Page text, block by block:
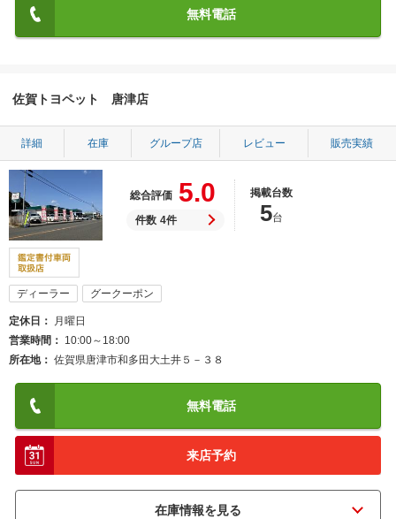
無料電話
佐賀トヨペット 唐津店
詳細 在庫 グループ店 レビュー 販売実績
総合評価 5.0
件数 4件
掲載台数
5台
ディーラー グークーポン
定休日
月曜日
営業時間
10:00～18:00
所在地
佐賀県唐津市和多田大土井５－３８
無料電話
来店予約